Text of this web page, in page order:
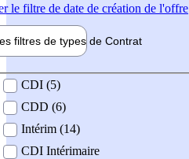
le filtre de date de création de l'offre
filtres de types de Contrat
contrat
CDI (5)
CDD (6)
Intérim (14)
CDI Intérimaire